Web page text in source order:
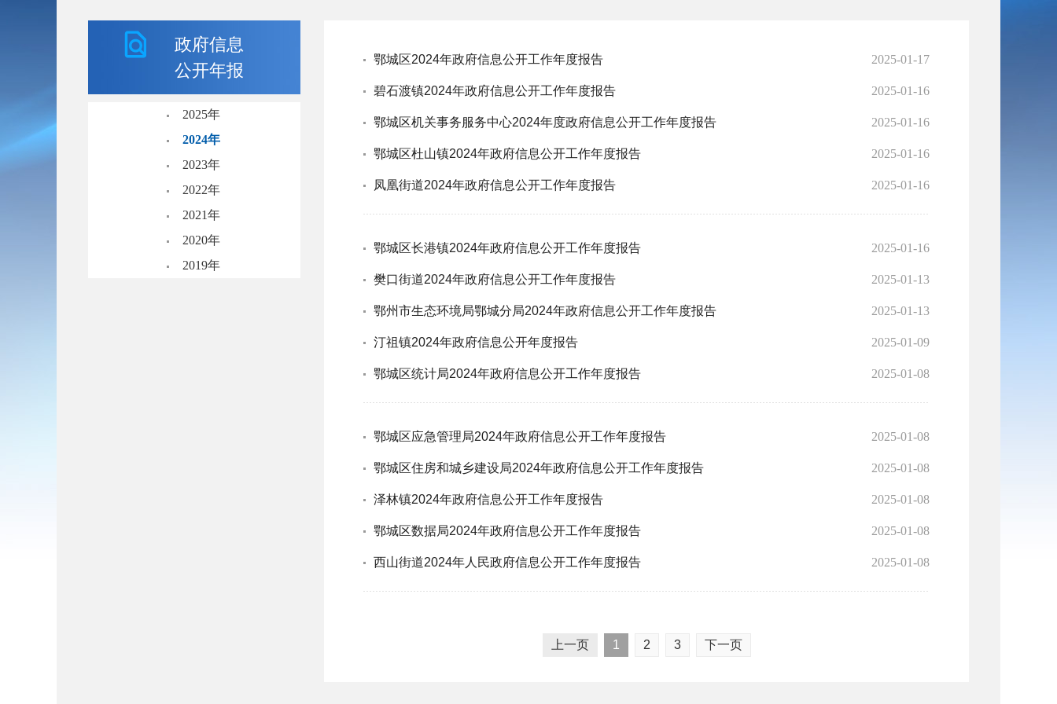
政府信息
公开年报
2025年
2024年
2023年
2022年
2021年
2020年
2019年
鄂城区2024年政府信息公开工作年度报告 2025-01-17
碧石渡镇2024年政府信息公开工作年度报告 2025-01-16
鄂城区机关事务服务中心2024年度政府信息公开工作年度报告 2025-01-16
鄂城区杜山镇2024年政府信息公开工作年度报告 2025-01-16
凤凰街道2024年政府信息公开工作年度报告 2025-01-16
鄂城区长港镇2024年政府信息公开工作年度报告 2025-01-16
樊口街道2024年政府信息公开工作年度报告 2025-01-13
鄂州市生态环境局鄂城分局2024年政府信息公开工作年度报告 2025-01-13
汀祖镇2024年政府信息公开年度报告 2025-01-09
鄂城区统计局2024年政府信息公开工作年度报告 2025-01-08
鄂城区应急管理局2024年政府信息公开工作年度报告 2025-01-08
鄂城区住房和城乡建设局2024年政府信息公开工作年度报告 2025-01-08
泽林镇2024年政府信息公开工作年度报告 2025-01-08
鄂城区数据局2024年政府信息公开工作年度报告 2025-01-08
西山街道2024年人民政府信息公开工作年度报告 2025-01-08
上一页 1 2 3 下一页